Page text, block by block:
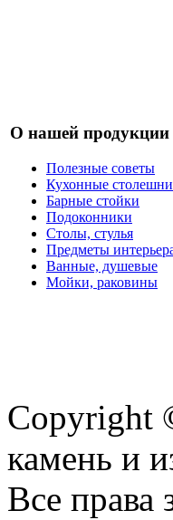
О нашей продукции
Полезные советы
Кухонные
Барные стойки
Подоконники
Столы, стулья
Предметы
Ванные, душевые
Мойки, раковины
Copyright
камень и
Все